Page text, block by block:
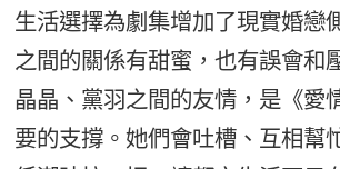
生活選擇為劇集增加了現實婚戀
之間的關係有甜蜜，也有誤會和
晶晶、黨羽之間的友情，是《愛
要的支撐。她們會吐槽、互相幫